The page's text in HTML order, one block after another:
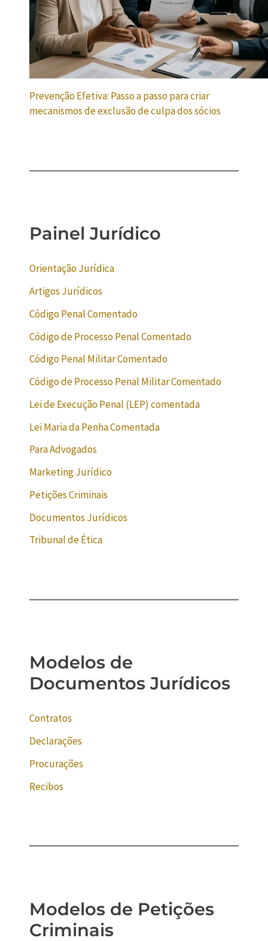
Prevenção Efetiva: Passo a passo para criar
mecanismos de exclusão de culpa dos sócios
Painel Jurídico
Orientação Jurídica
Artigos Jurídicos
Código Penal Comentado
Código de Processo Penal Comentado
Código Penal Militar Comentado
Código de Processo Penal Militar Comentado
Lei de Execução Penal (LEP) comentada
Lei Maria da Penha Comentada
Para Advogados
Marketing Jurídico
Petições Criminais
Documentos Jurídicos
Tribunal de Ética
Modelos de
Documentos Jurídicos
Contratos
Declarações
Procurações
Recibos
Modelos de Petições
Criminais